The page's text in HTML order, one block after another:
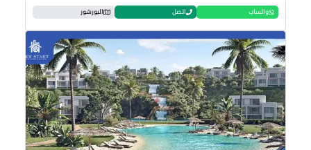
واتساب اتصل البورشور